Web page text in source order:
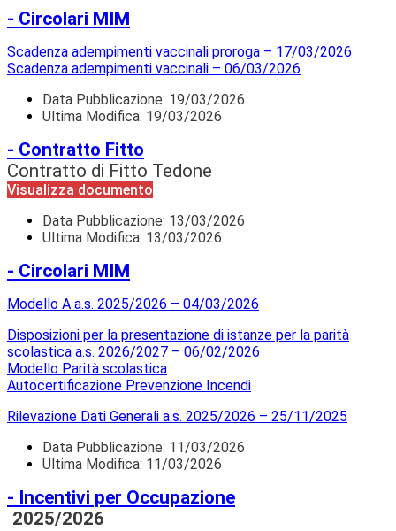
- Circolari MIM
Scadenza adempimenti vaccinali proroga – 17/03/2026
Scadenza adempimenti vaccinali – 06/03/2026
Data Pubblicazione: 19/03/2026
Ultima Modifica: 19/03/2026
- Contratto Fitto
Contratto di Fitto Tedone
Visualizza documento
Data Pubblicazione: 13/03/2026
Ultima Modifica: 13/03/2026
- Circolari MIM
Modello A a.s. 2025/2026 – 04/03/2026
Disposizioni per la presentazione di istanze per la parità
scolastica a.s. 2026/2027 – 06/02/2026
Modello Parità scolastica
Autocertificazione Prevenzione Incendi
Rilevazione Dati Generali a.s. 2025/2026 – 25/11/2025
Data Pubblicazione: 11/03/2026
Ultima Modifica: 11/03/2026
- Incentivi per Occupazione
2025/2026